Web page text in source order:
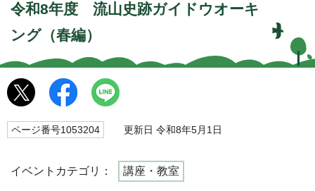
令和8年度 流山史跡ガイドウオーキ
ング（春編）
ページ番号1053204 更新日 令和8年5月1日
イベントカテゴリ： 講座・教室